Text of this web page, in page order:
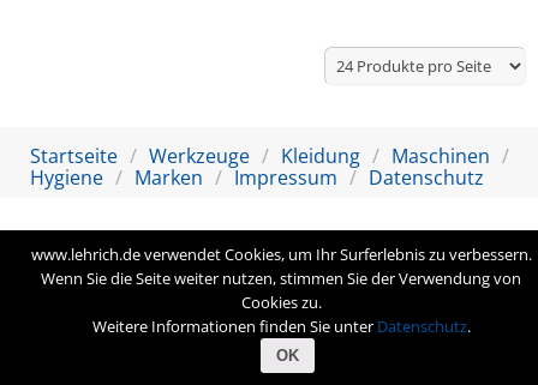
Startseite Werkzeuge Kleidung
Maschinen
Hygiene
Marken Impressum Datenschutz
www.lehrich.de verwendet Cookies, um Ihr Surferlebnis zu verbessern.
Wenn Sie die Seite weiter nutzen, stimmen Sie der Verwendung von
Cookies zu.
Weitere Informationen finden Sie unter Datenschutz.
OK